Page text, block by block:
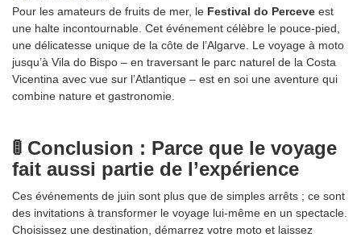
Pour les amateurs de fruits de mer, le Festival do Perceve est
une halte incontournable. Cet événement célèbre le pouce-pied,
une délicatesse unique de la côte de l’Algarve. Le voyage à moto
jusqu’à Vila do Bispo – en traversant le parc naturel de la Costa
Vicentina avec vue sur l’Atlantique – est en soi une aventure qui
combine nature et gastronomie.
🚦 Conclusion : Parce que le voyage
fait aussi partie de l’expérience
Ces événements de juin sont plus que de simples arrêts ; ce sont
des invitations à transformer le voyage lui-même en un spectacle.
Choisissez une destination, démarrez votre moto et laissez